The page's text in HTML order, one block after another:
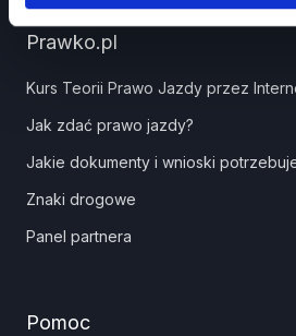
Prawko.pl
Kurs Teorii Prawo Jazdy przez
Jak zdać prawo jazdy?
Jakie dokumenty i wnioski
Znaki drogowe
Panel partnera
Pomoc